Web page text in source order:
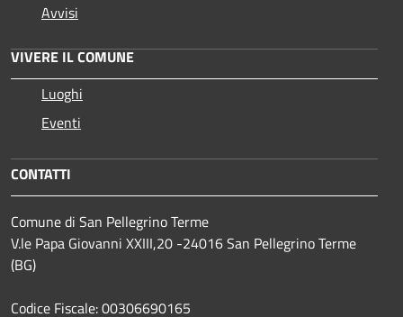
Avvisi
VIVERE IL COMUNE
Luoghi
Eventi
CONTATTI
Comune di San Pellegrino Terme
V.le Papa Giovanni XXIII,20 -24016 San Pellegrino Terme
(BG)
Codice Fiscale: 00306690165